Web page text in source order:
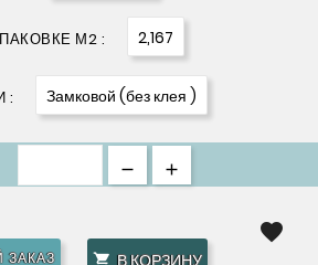
М2 : 2,167
: Замковой (без клея )
 В КОРЗИНУ
ЗАКАЗ
